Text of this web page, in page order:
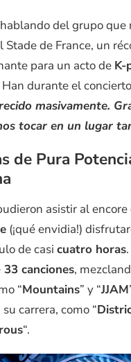
del grupo que
Stade de France, un
para un acto de K-
durante el
masivamente.
tocar en un lugar
de Pura
asistir al encore
(¡qué envidia!)
de casi cuatro horas
33 canciones,
“Mountains” y “JJAM
carrera, como “
“.